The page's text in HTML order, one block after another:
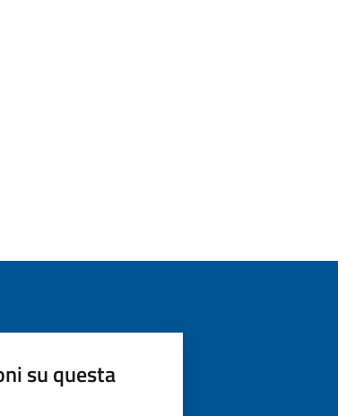
su questa